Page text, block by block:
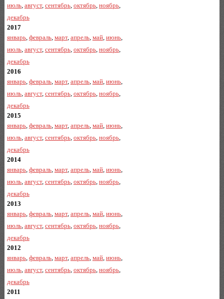
июль, август, сентябрь, октябрь, ноябрь,
декабрь
2017
январь, февраль, март, апрель, май, июнь,
июль, август, сентябрь, октябрь, ноябрь,
декабрь
2016
январь, февраль, март, апрель, май, июнь,
июль, август, сентябрь, октябрь, ноябрь,
декабрь
2015
январь, февраль, март, апрель, май, июнь,
июль, август, сентябрь, октябрь, ноябрь,
декабрь
2014
январь, февраль, март, апрель, май, июнь,
июль, август, сентябрь, октябрь, ноябрь,
декабрь
2013
январь, февраль, март, апрель, май, июнь,
июль, август, сентябрь, октябрь, ноябрь,
декабрь
2012
январь, февраль, март, апрель, май, июнь,
июль, август, сентябрь, октябрь, ноябрь,
декабрь
2011